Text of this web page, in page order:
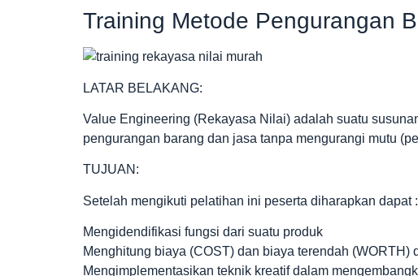
Training Metode Pengurangan
LATAR BELAKANG:
Value Engineering (Rekayasa Nilai) adalah suatu
pengurangan barang dan jasa tanpa mengurangi mutu
TUJUAN:
Setelah mengikuti pelatihan ini peserta diharapkan dapat :
Mengidendifikasi fungsi dari suatu produk
Menghitung biaya (COST) dan biaya terendah (WORTH)
Mengimplementasikan teknik kreatif dalam